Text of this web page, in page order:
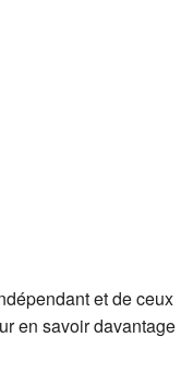
et de ceux
en savoir davantage